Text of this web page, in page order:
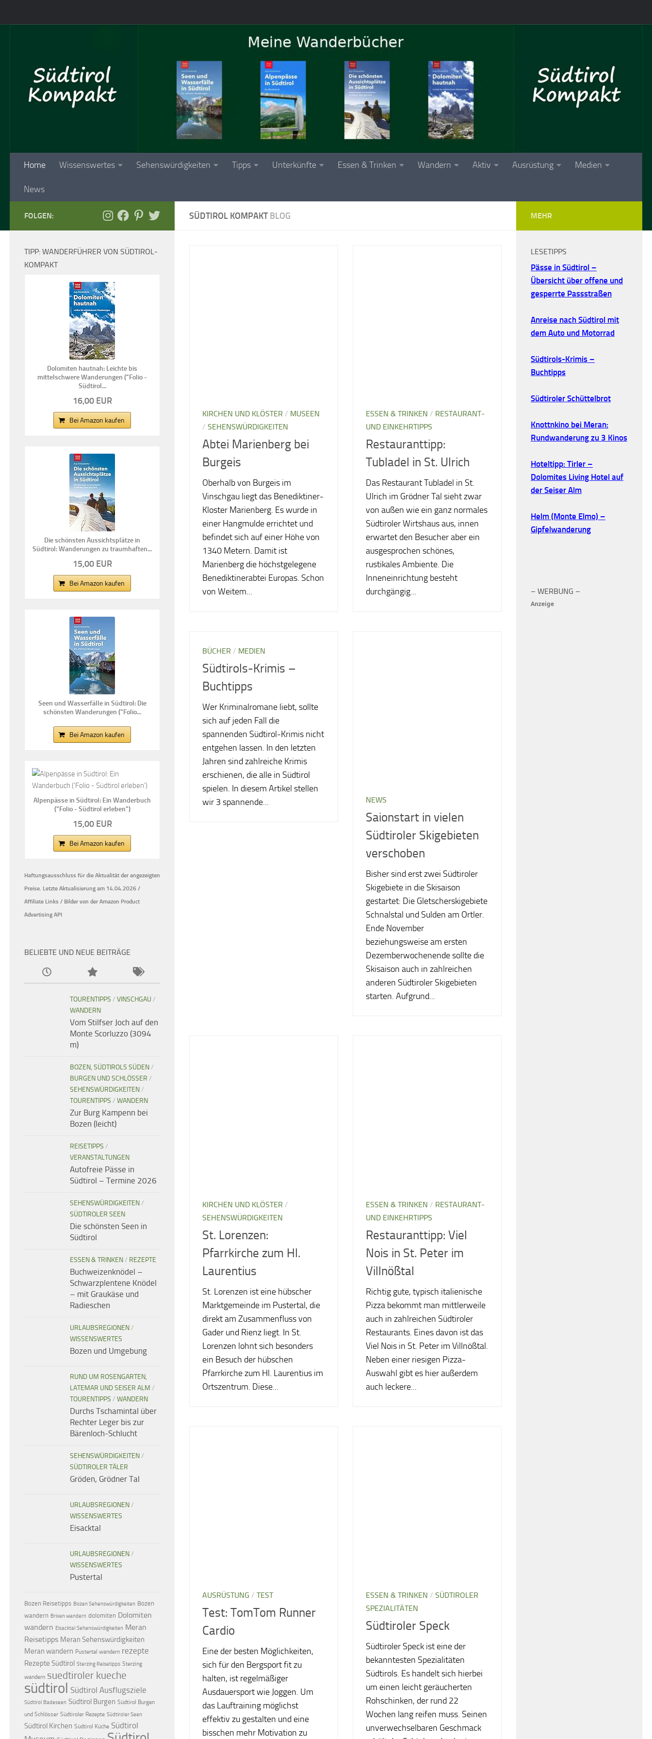
Home Wissenswertes Sehenswürdigkeiten Tipps Unterkünfte Essen & Trinken Wandern Aktiv Ausrüstung Medien
News
SÜDTIROL KOMPAKTBLOG
KIRCHEN UND KLÖSTER / MUSEEN
/SEHENSWÜRDIGKEITEN
Abtei Marienberg bei
Burgeis
Oberhalb von Burgeis im
Vinschgau liegt das Benediktiner-
Kloster Marienberg. Es wurde in
einer Hangmulde errichtet und
befindet sich auf einer Höhe von
1340 Metern. Damit ist
Marienberg die höchstgelegene
Benediktinerabtei Europas. Schon
von Weitem...
ESSEN & TRINKEN / RESTAURANT-
UND EINKEHRTIPPS
Restauranttipp:
Tubladel in St. Ulrich
Das Restaurant Tubladel in St.
Ulrich im Grödner Tal sieht zwar
von außen wie ein ganz normales
Südtiroler Wirtshaus aus, innen
erwartet den Besucher aber ein
ausgesprochen schönes,
rustikales Ambiente. Die
Inneneinrichtung besteht
durchgängig...
BÜCHER / MEDIEN
Südtirols-Krimis –
Buchtipps
Wer Kriminalromane liebt, sollte
sich auf jeden Fall die
spannenden Südtirol-Krimis nicht
entgehen lassen. In den letzten
Jahren sind zahlreiche Krimis
erschienen, die alle in Südtirol
spielen. In diesem Artikel stellen
wir 3 spannende...
NEWS
Saionstart in vielen
Südtiroler Skigebieten
verschoben
Bisher sind erst zwei Südtiroler
Skigebiete in die Skisaison
gestartet: Die Gletscherskigebiete
Schnalstal und Sulden am Ortler.
Ende November
beziehungsweise am ersten
Dezemberwochenende sollte die
Skisaison auch in zahlreichen
anderen Südtiroler Skigebieten
starten. Aufgrund...
KIRCHEN UND KLÖSTER /
SEHENSWÜRDIGKEITEN
St. Lorenzen:
Pfarrkirche zum Hl.
Laurentius
St. Lorenzen ist eine hübscher
Marktgemeinde im Pustertal, die
direkt am Zusammenfluss von
Gader und Rienz liegt. In St.
Lorenzen lohnt sich besonders
ein Besuch der hübschen
Pfarrkirche zum Hl. Laurentius im
Ortszentrum. Diese...
ESSEN & TRINKEN / RESTAURANT-
UND EINKEHRTIPPS
Restauranttipp: Viel
Nois in St. Peter im
Villnößtal
Richtig gute, typisch italienische
Pizza bekommt man mittlerweile
auch in zahlreichen Südtiroler
Restaurants. Eines davon ist das
Viel Nois in St. Peter im Villnößtal.
Neben einer riesigen Pizza-
Auswahl gibt es hier außerdem
auch leckere...
AUSRÜSTUNG /TEST
Test: TomTom Runner
Cardio
Eine der besten Möglichkeiten,
sich für den Bergsport fit zu
halten, ist regelmäßiger
Ausdauersport wie Joggen. Um
das Lauftraining möglichst
effektiv zu gestalten und eine
bisschen mehr Motivation zu
ESSEN & TRINKEN /SÜDTIROLER
SPEZIALITÄTEN
Südtiroler Speck
Südtiroler Speck ist eine der
bekanntesten Spezialitäten
Südtirols. Es handelt sich hierbei
um einen leicht geräucherten
Rohschinken, der rund 22
Wochen lang reifen muss. Seinen
unverwechselbaren Geschmack
FOLGEN:
TIPP: WANDERFÜHRER VON SÜDTIROL-
KOMPAKT
Dolomiten hautnah: Leichte bis
mittelschwere Wanderungen ("Folio -
Südtirol...
16,00 EUR
Bei Amazon kaufen
Die schönsten Aussichtsplätze in
Südtirol: Wanderungen zu traumhaften...
15,00 EUR
Bei Amazon kaufen
Seen und Wasserfälle in Südtirol: Die
schönsten Wanderungen ("Folio...
Bei Amazon kaufen
Alpenpässe in Südtirol: Ein Wanderbuch
("Folio - Südtirol erleben")
15,00 EUR
Bei Amazon kaufen
Haftungsausschluss für die Aktualität der angezeigten
Preise. Letzte Aktualisierung am 14.04.2026 /
Affiliate Links / Bilder von der Amazon Product
Advertising API
BELIEBTE UND NEUE BEITRÄGE
TOURENTIPPS / VINSCHGAU /
WANDERN
Vom Stilfser Joch auf den
Monte Scorluzzo (3094
m)
BOZEN, SÜDTIROLS SÜDEN/
BURGEN UND SCHLÖSSER /
SEHENSWÜRDIGKEITEN/
TOURENTIPPS / WANDERN
Zur Burg Kampenn bei
Bozen (leicht)
REISETIPPS /
VERANSTALTUNGEN
Autofreie Pässe in
Südtirol – Termine 2026
SEHENSWÜRDIGKEITEN/
SÜDTIROLER SEEN
Die schönsten Seen in
Südtirol
ESSEN & TRINKEN/ REZEPTE
Buchweizenknödel –
Schwarzplentene Knödel
– mit Graukäse und
Radieschen
URLAUBSREGIONEN/
WISSENSWERTES
Bozen und Umgebung
RUND UM ROSENGARTEN,
LATEMAR UND SEISER ALM /
TOURENTIPPS / WANDERN
Durchs Tschamintal über
Rechter Leger bis zur
Bärenloch-Schlucht
SEHENSWÜRDIGKEITEN/
SÜDTIROLER TÄLER
Gröden, Grödner Tal
URLAUBSREGIONEN/
WISSENSWERTES
Eisacktal
URLAUBSREGIONEN/
WISSENSWERTES
Pustertal
Bozen Reisetipps Bozen Sehenswürdigkeiten Bozen
wandern Brixen wandern dolomiten Dolomiten
wandern Eisacktal Sehenswürdigkeiten Meran
Reisetipps Meran Sehenswürdigkeiten
Meran wandern Pustertal wandern rezepte
Rezepte Südtirol Sterzing Reisetipps Sterzing
wandern suedtiroler kueche
südtirol Südtirol Ausflugsziele
Südtirol Badeseen Südtirol Burgen Südtirol Burgen
und Schlösser Südtiroler Rezepte Südtiroler Seen
Südtirol Kirchen Südtirol Küche Südtirol
MEHR
LESETIPPS
Pässe in Südtirol –
Übersicht über offene und
gesperrte Passstraßen
Anreise nach Südtirol mit
dem Auto und Motorrad
Südtirols-Krimis –
Buchtipps
Südtiroler Schüttelbrot
Knottnkino bei Meran:
Rundwanderung zu 3 Kinos
Hoteltipp: Tirler –
Dolomites Living Hotel auf
der Seiser Alm
Helm (Monte Elmo) –
Gipfelwanderung
– WERBUNG –
Anzeige